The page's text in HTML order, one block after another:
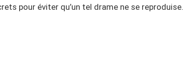
pour éviter qu’un tel drame ne se reproduise.